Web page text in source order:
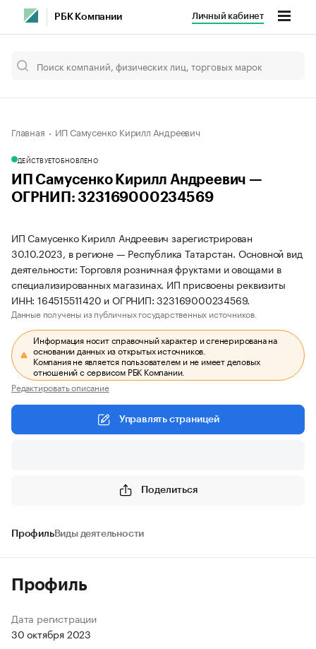
РБК Компании Личный кабинет
Главная ИП Самусенко Кирилл Андреевич
ДЕЙСТВУЕТОБНОВЛЕНО
ИП Самусенко Кирилл Андреевич —
ОГРНИП: 323169000234569
ИП Самусенко Кирилл Андреевич зарегистрирован
30.10.2023, в регионе — Республика Татарстан. Основной вид
деятельности: Торговля розничная фруктами и овощами в
специализированных магазинах. ИП присвоены реквизиты
ИНН: 164515511420 и ОГРНИП: 323169000234569.
Данные получены из публичных государственных источников.
Информация носит справочный характер и сгенерирована на
основании данных из открытых источников.
Компания не является пользователем и не имеет деловых
отношений с сервисом РБК Компании.
Редактировать описание
Управлять страницей
Поделиться
ПрофильВиды деятельности
Профиль
Дата регистрации
30 октября 2023